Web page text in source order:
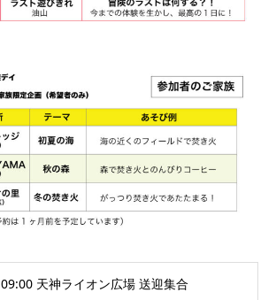
09:00 天神ライオン広場 送迎集合